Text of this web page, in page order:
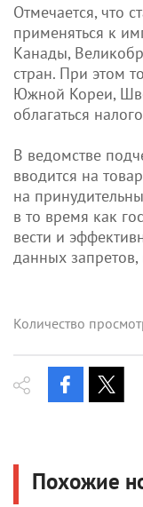
Отмечается, что
применяться к
Канады,
стран. При этом
Южной Кореи,
облагаться
В ведомстве
вводится на
на
в то время как
вести и
данных
Количество
Похожие